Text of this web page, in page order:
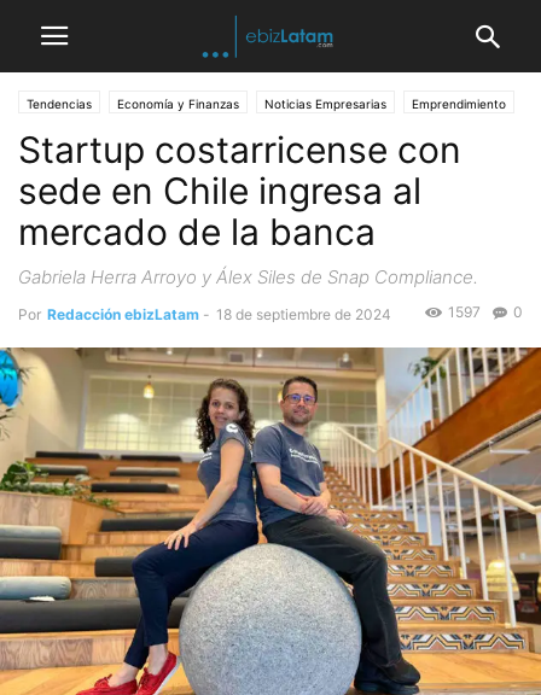
Tendencias Economía y Finanzas Noticias Empresarias Emprendimiento
Startup costarricense con
sede en Chile ingresa al
mercado de la banca
Gabriela Herra Arroyo y Álex Siles de Snap Compliance.
Por Redacción ebizLatam - 18 de septiembre de 2024 0
1597